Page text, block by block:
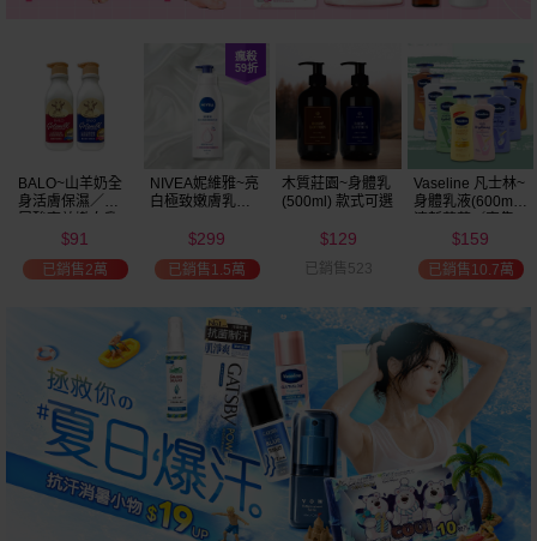
BALO~山羊奶全
身活膚保濕／玻
液(550ml) 款式可
選
$91
已銷售2萬
NIVEA妮維雅~亮
白極致嫩膚乳液
$299
已銷售1.5萬
木質莊園~身體乳
(500ml) 款式可選
$129
已銷售523
Vaseline 凡士林~
身體乳液(600ml)
保濕鎖水／全方
位保濕鎖水／可
可油／薰衣草／
+E 款式可選
$159
已銷售10.7萬